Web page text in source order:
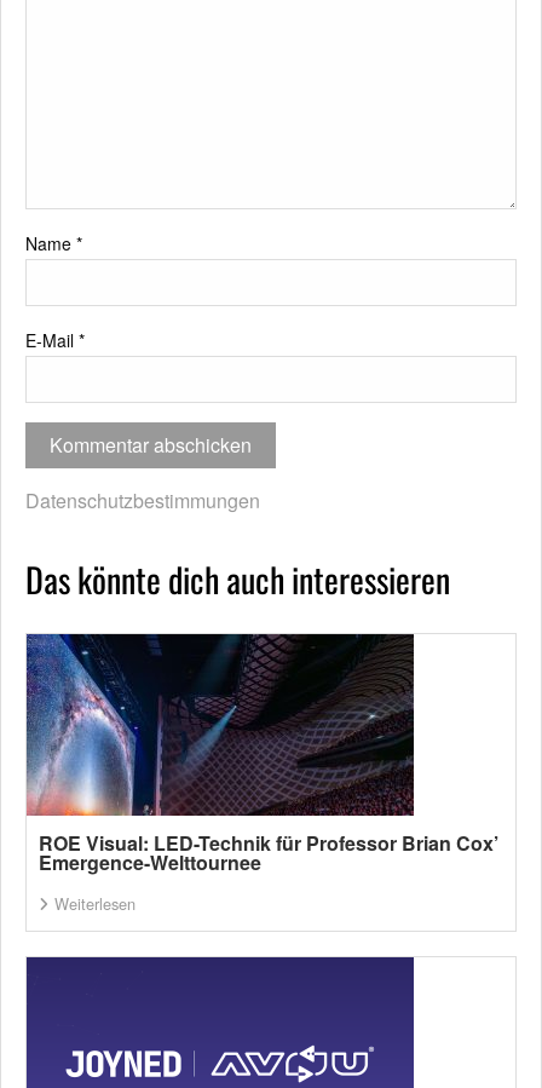
Name *
E-Mail *
Datenschutzbestimmungen
Das könnte dich auch interessieren
ROE Visual: LED-Technik für Professor Brian Cox’
Emergence-Welttournee
Weiterlesen